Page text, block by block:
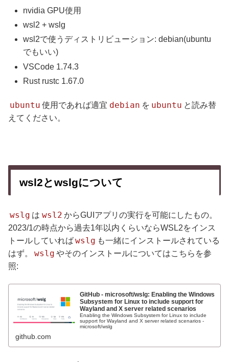
nvidia GPU使用
wsl2 + wslg
wsl2で使うディストリビューション: debian(ubuntu
でもいい)
VSCode 1.74.3
Rust rustc 1.67.0
ubuntu 使用であれば適宜 debian を ubuntu と読み替
えてください。
wsl2とwslgについて
wslg は wsl2 からGUIアプリの実行を可能にしたもの。
2023/1の時点から過去1年以内くらいならWSL2をインス
トールしていればwslg も一緒にインストールされている
はず。
wslg やそのインストールについてはこちらを参
照:
GitHub - microsoft/wslg: Enabling the Windows
Subsystem for Linux to include support for
Wayland and X server related scenarios
Enabling the Windows Subsystem for Linux to include
support for Wayland and X server related scenarios -
microsoft/wslg
github.com